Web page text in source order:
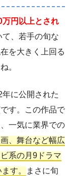
円以上とされ
、若手の旬な
を大きく上回る
。
に公開された
す。この作品で
一気に業界での
、舞台など幅広
系の月9ドラマ
す。
まさに旬